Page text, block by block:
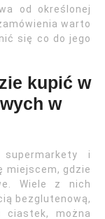
od określonej
warto
się co do jego
kupić w
w
i
miejscem, gdzie
Wiele z nich
bezglutenową,
ciastek, można